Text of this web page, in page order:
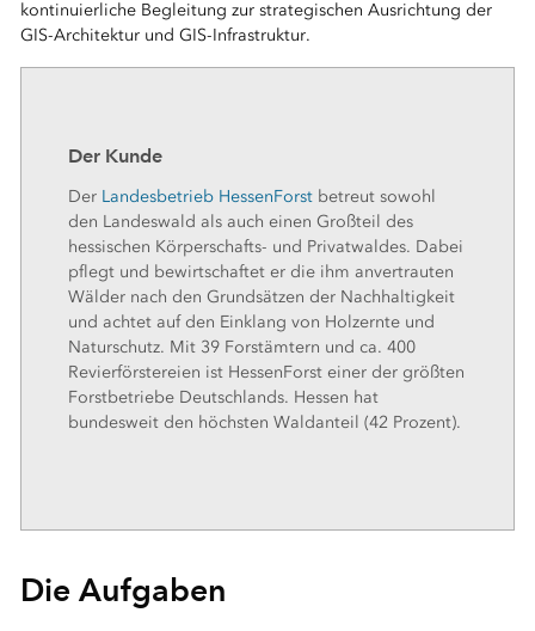
kontinuierliche Begleitung zur strategischen Ausrichtung der
GIS-Architektur und GIS-Infrastruktur.
Der Kunde
Der Landesbetrieb HessenForstbetreut sowohl
den Landeswald als auch einen Großteil des
hessischen Körperschafts- und Privatwaldes. Dabei
pflegt und bewirtschaftet er die ihm anvertrauten
Wälder nach den Grundsätzen der Nachhaltigkeit
und achtet auf den Einklang von Holzernte und
Naturschutz. Mit 39 Forstämtern und ca. 400
Revierförstereien ist HessenForst einer der größten
Forstbetriebe Deutschlands. Hessen hat
bundesweit den höchsten Waldanteil (42 Prozent).
Die Aufgaben